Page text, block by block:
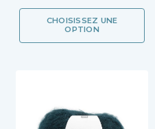
CHOISISSEZ UNE
OPTION